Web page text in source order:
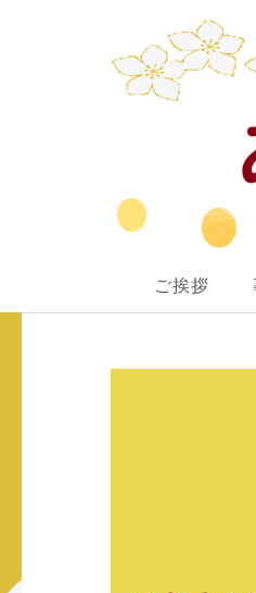
プ
ありの
あなたのナシをアリ
ご挨拶